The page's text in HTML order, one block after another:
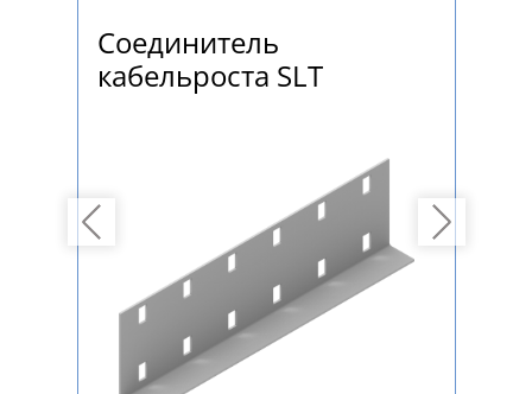
Previous
Соединитель
кабельроста SLT
Next